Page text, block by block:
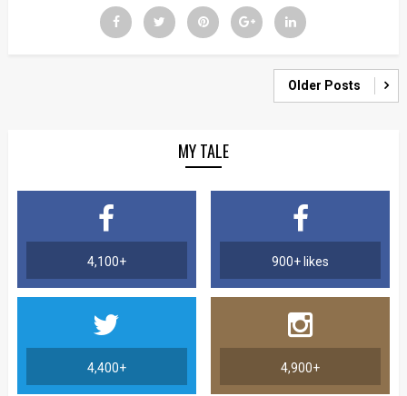
Older Posts
MY TALE
4,100+ 900+ likes
4,400+ 4,900+